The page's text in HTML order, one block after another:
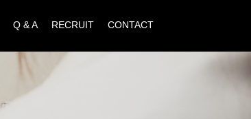
Q & A RECRUIT CONTACT